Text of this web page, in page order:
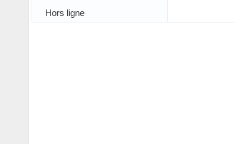
Hors ligne